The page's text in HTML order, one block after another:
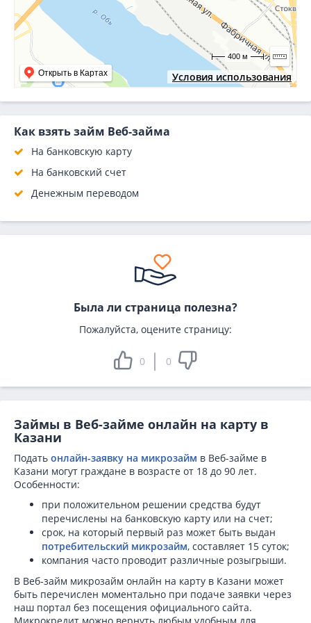
Условия использования
Открыть в Картах
400 м
Как взять займ Веб-займа
На банковскую карту
На банковский счет
Денежным переводом
Была ли страница полезна?
Пожалуйста, оцените страницу:
0 0
Займы в Веб-займе онлайн на карту в
Казани
Подать онлайн-заявку на микрозайм в Веб-займе в
Казани могут граждане в возрасте от 18 до 90 лет.
Особенности:
при положительном решении средства будут
перечислены на банковскую карту или на счет;
срок, на который первый раз может быть выдан
потребительский микрозайм, составляет 15 суток;
компания часто проводит различные розыгрыши.
В Веб-займ микрозайм онлайн на карту в Казани может
быть перечислен моментально при подаче заявки через
наш портал без посещения официального сайта.